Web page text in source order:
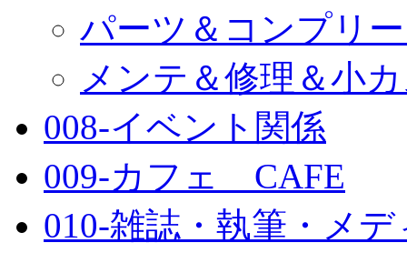
パーツ＆コンプリ
メンテ＆修理＆小
008-イベント関係
009-カフェ CAFE
010-雑誌・執筆・メ